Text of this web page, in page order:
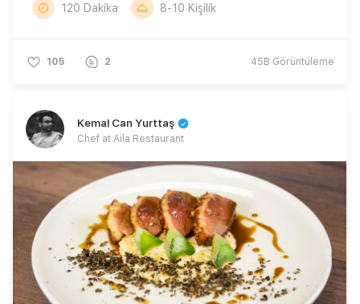
120 Dakika 8-10 Kişilik
105 2 45B Görüntüleme
Kemal Can Yurttaş
Chef at Aila Restaurant